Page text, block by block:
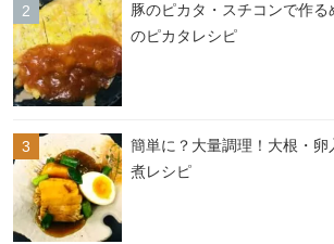
豚のピカタ・スチコンで作
のピカタレシピ
簡単に？大量調理！大根・卵
煮レシピ